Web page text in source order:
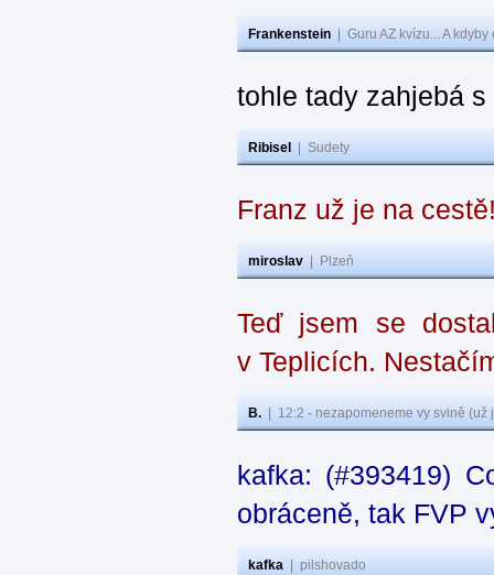
Frankenstein Guru AZ kvízu... A
tohle tady zahjebá
Ribisel Sudety
Franz už je na
miroslav Plzeň
Teď jsem se
v Teplicích.
B. 12:2 - nezapomeneme vy svině
kafka: (#393419)
obráceně, tak FVP
kafka pilshovado